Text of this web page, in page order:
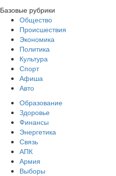
Базовые рубрики
Общество
Происшествия
Экономика
Политика
Культура
Спорт
Афиша
Авто
Образование
Здоровье
Финансы
Энергетика
Связь
АПК
Армия
Выборы